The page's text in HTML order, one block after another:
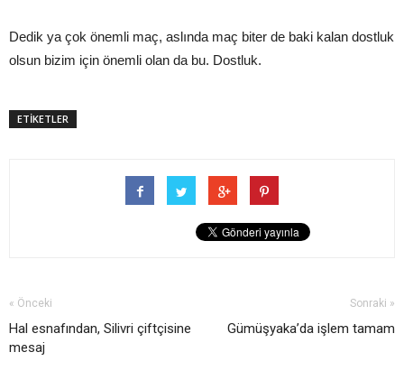
Dedik ya çok önemli maç, aslında maç biter de baki kalan dostluk
olsun bizim için önemli olan da bu. Dostluk.
ETİKETLER
« Önceki
Hal esnafından, Silivri çiftçisine
mesaj
Sonraki »
Gümüşyaka’da işlem tamam